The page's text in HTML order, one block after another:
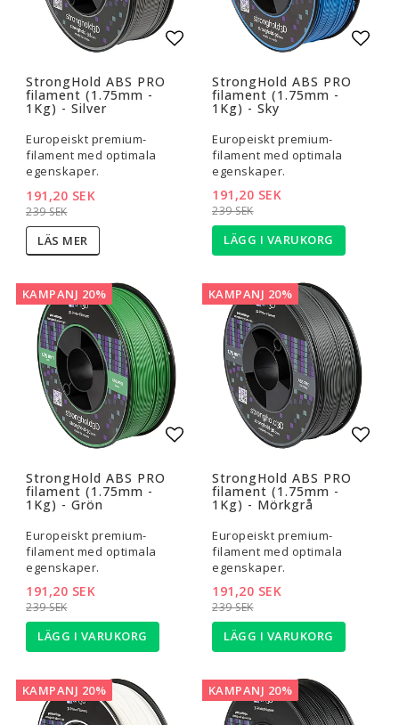
StrongHold ABS PRO
filament (1.75mm -
1Kg) - Silver
Europeiskt premium-
filament med optimala
egenskaper.
239 SEK
191,20 SEK
LÄS MER
StrongHold ABS PRO
filament (1.75mm -
1Kg) - Sky
Europeiskt premium-
filament med optimala
egenskaper.
239 SEK
191,20 SEK
LÄGG I VARUKORG
KAMPANJ 20%
StrongHold ABS PRO
filament (1.75mm -
1Kg) - Grön
Europeiskt premium-
filament med optimala
egenskaper.
239 SEK
191,20 SEK
LÄGG I VARUKORG
KAMPANJ 20%
StrongHold ABS PRO
filament (1.75mm -
1Kg) - Mörkgrå
Europeiskt premium-
filament med optimala
egenskaper.
239 SEK
191,20 SEK
LÄGG I VARUKORG
KAMPANJ 20% KAMPANJ 20%